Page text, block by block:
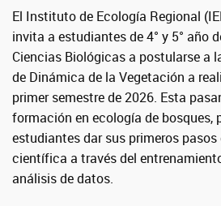
El Instituto de Ecología Regional
invita a estudiantes de 4° y 5° año
Ciencias Biológicas a postularse a
de Dinámica de la Vegetación a
primer semestre de 2026. Esta
formación en ecología de bosques,
estudiantes dar sus primeros
científica a través del
análisis de datos.